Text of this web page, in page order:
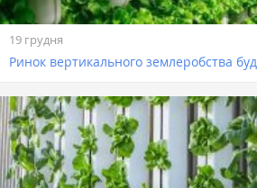
19 грудня
Ринок вертикального землеробства